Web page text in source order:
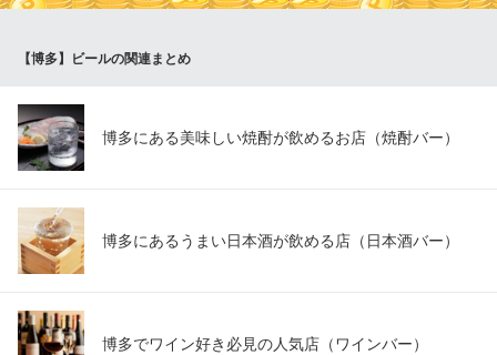
喫あれ！
博多焼肉 HACHI HACHI 博多本店
ＪＲ博多駅 徒歩10分
福岡県福岡市博多区博多駅東3-12-20
【博多】ビールの関連まとめ
博多にある美味しい焼酎が飲めるお店（焼酎バー）
博多にあるうまい日本酒が飲める店（日本酒バー）
博多でワイン好き必見の人気店（ワインバー）